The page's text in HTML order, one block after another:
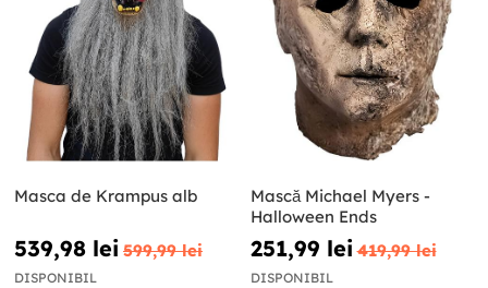
Masca de Krampus alb
539,98 lei 599,99 lei
DISPONIBIL
Mască Michael Myers -
Halloween Ends
251,99 lei 419,99 lei
DISPONIBIL